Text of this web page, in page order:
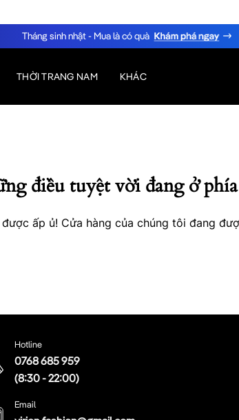
Tháng sinh nhật - Mua là có quà
THỜI TRANG NAM KHÁC
điều tuyệt vời đang ở
ấp ủ! Cửa hàng của chúng tôi đang
Hotline
0768 685 959
(8:30 - 22:00)
Email